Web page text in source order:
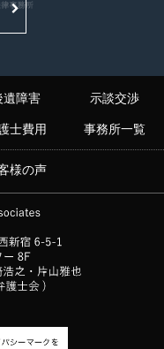
遺障害 示談交渉
士費用 事務所一覧
様の声